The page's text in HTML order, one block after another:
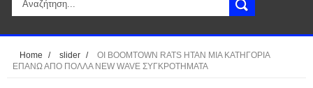
Home / slider /
ΟΙ BOOMTOWN RATS ΗΤΑΝ ΜΙΑ ΚΑΤΗΓΟΡΙΑ
ΕΠΑΝΩ ΑΠΟ ΠΟΛΛΑ NEW WAVE ΣΥΓΚΡΟΤΗΜΑΤΑ